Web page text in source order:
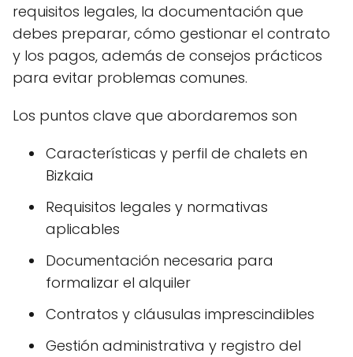
requisitos legales, la documentación que
debes preparar, cómo gestionar el contrato
y los pagos, además de consejos prácticos
para evitar problemas comunes.
Los puntos clave que abordaremos son
Características y perfil de chalets en
Bizkaia
Requisitos legales y normativas
aplicables
Documentación necesaria para
formalizar el alquiler
Contratos y cláusulas imprescindibles
Gestión administrativa y registro del